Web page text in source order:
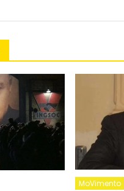
MoVimento